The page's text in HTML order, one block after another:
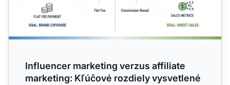
Influencer marketing verzus affiliate
marketing: Kľúčové rozdiely vysvetlené